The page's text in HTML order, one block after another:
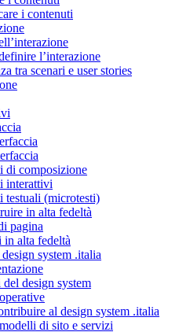
i contenuti
l’interazione
tra scenari e user stories
di composizione
interattivi
testuali (microtesti)
in alta fedeltà
pagina
alta fedeltà
system .italia
design system
al design system .italia
di sito e servizi